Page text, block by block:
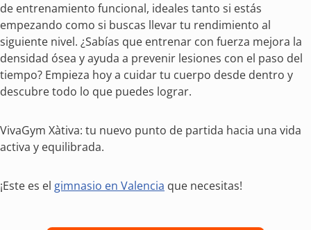
de entrenamiento funcional, ideales tanto si estás
empezando como si buscas llevar tu rendimiento al
siguiente nivel. ¿Sabías que entrenar con fuerza mejora la
densidad ósea y ayuda a prevenir lesiones con el paso del
tiempo? Empieza hoy a cuidar tu cuerpo desde dentro y
descubre todo lo que puedes lograr.
VivaGym Xàtiva: tu nuevo punto de partida hacia una vida
activa y equilibrada.
¡Este es el gimnasio en Valencia que necesitas!